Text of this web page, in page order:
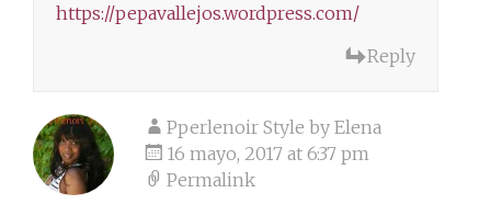
https://pepavallejos.wordpress.com/
Reply
Pperlenoir Style by Elena
16 mayo, 2017 at 6:37 pm
Permalink